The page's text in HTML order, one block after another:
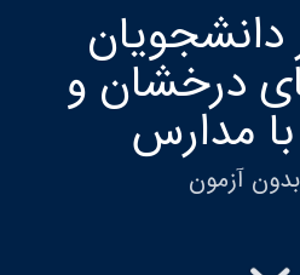
دانشجویان
درخشان و
با مدارس
آزمون